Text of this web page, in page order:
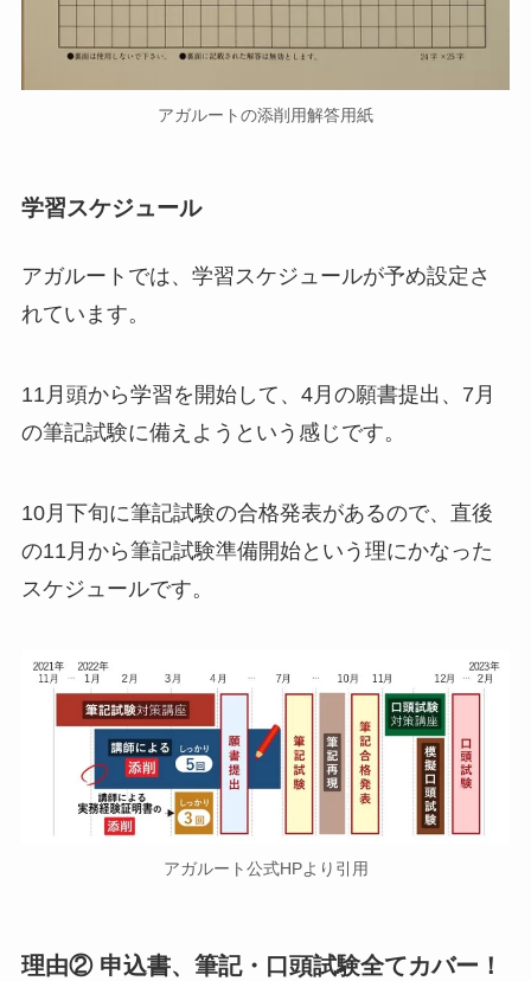
アガルートの添削用解答用紙
学習スケジュール
アガルートでは、学習スケジュールが予め設定さ
れています。
11月頭から学習を開始して、4月の願書提出、7月
の筆記試験に備えようという感じです。
10月下旬に筆記試験の合格発表があるので、直後
の11月から筆記試験準備開始という理にかなった
スケジュールです。
アガルート公式HPより引用
理由② 申込書、筆記・口頭試験全てカバー！